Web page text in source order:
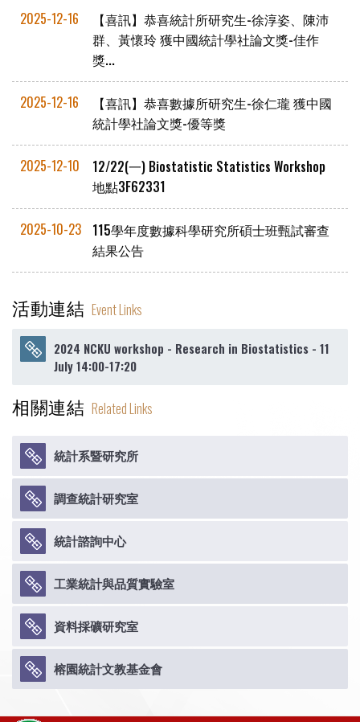
2025-12-16
【喜訊】恭喜統計所研究生-徐淳姿、陳沛
群、黃懷玲 獲中國統計學社論文獎-佳作
獎...
2025-12-16
【喜訊】恭喜數據所研究生-徐仁瓏 獲中國
統計學社論文獎-優等獎
2025-12-10
12/22(一) Biostatistic Statistics Workshop
地點3F62331
2025-10-23
115學年度數據科學研究所碩士班甄試審查
結果公告
活動連結 Event Links
2024 NCKU workshop - Research in Biostatistics - 11
July 14:00-17:20
相關連結 Related Links
統計系暨研究所
調查統計研究室
統計諮詢中心
工業統計與品質實驗室
資料採礦研究室
榕園統計文教基金會